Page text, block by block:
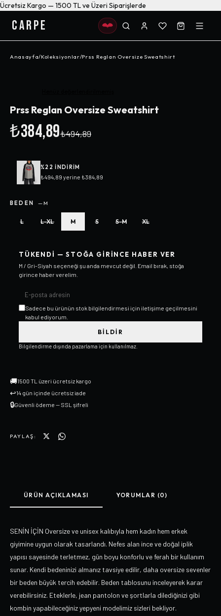
Ücretsiz Kargo — 1500 TL ve Üzeri Siparişlerde
CARPE
Anasayfa/Koleksiyonlar/Prss Reglan Oversize Sweatshirt
Prss Reglan Oversize Sweatshirt
₺384,89₺494,89
%22 INDIRIM
₺494,89 yerine ₺384,89
BEDEN — M
L L-XL M S S-M XL
TÜKENDI — STOĞA GIRINCE HABER VER
M / Gri-Siyah seçeneği şu anda mevcut değil. Email bırak, stoğa
girince haber verelim.
Sadece bu ürünün stok bilgilendirmesi için iletişime geçilmesini
kabul ediyorum.
BILDIR
Bilgilendirme dışında pazarlama için kullanılmaz.
🚚1500 TL üzeri ücretsiz kargo
↩14 gün içinde ücretsiz iade
🔒Güvenli ödeme — SSL şifreli
PAYLAŞ:
ÜRÜN AÇIKLAMASI YORUMLAR (0)
SENİN İÇİN Oversize ve unisex kalıbıyla hem kadın hem erkek
giyimine uygun olarak tasarlandı. Nefes alan ince ve doğal iplik
yapısı sayesinde terletmez, gün boyu konforlu ve ferah bir kullanım
sunar. Kendi bedeninizi almanız tavsiye edilir, daha oversize sevenler
bir beden büyük tercih edebilir. Beden tablosunu inceleyerek karar
verebilirsiniz. Eteklerle, jean pantolon ve şortlarla dilediğinizi gibi
kombin yapabileceğiniz yepyeni modelimiz sizleri bekliyor.